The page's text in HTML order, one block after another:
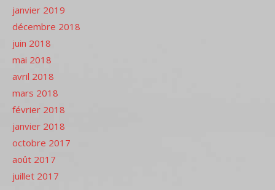
janvier 2019
décembre 2018
juin 2018
mai 2018
avril 2018
mars 2018
février 2018
janvier 2018
octobre 2017
août 2017
juillet 2017